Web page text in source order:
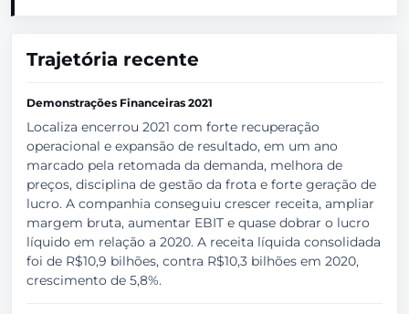
Trajetória recente
Demonstrações Financeiras 2021
Localiza encerrou 2021 com forte recuperação
operacional e expansão de resultado, em um ano
marcado pela retomada da demanda, melhora de
preços, disciplina de gestão da frota e forte geração de
lucro. A companhia conseguiu crescer receita, ampliar
margem bruta, aumentar EBIT e quase dobrar o lucro
líquido em relação a 2020. A receita líquida consolidada
foi de R$10,9 bilhões, contra R$10,3 bilhões em 2020,
crescimento de 5,8%.